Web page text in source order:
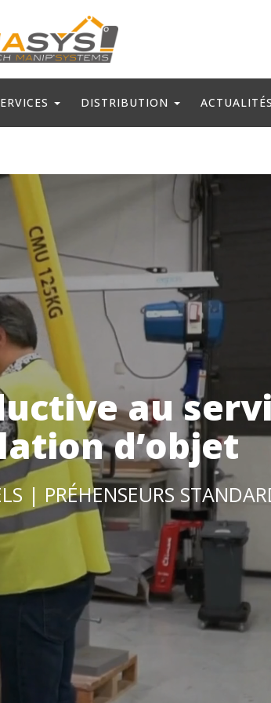
DISTRIBUTION ACTUALITÉS
au
d’objet
| PRÉHENSEURS